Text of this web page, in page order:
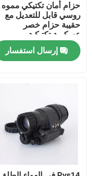
منتجات
معلومات عنا
مراقبة الجودة
اتصل بنا
اطلب اقتباس
حزام أمان تكتيكي مموه
روسي قابل للتعديل مع
حقيبة حزام خصر
عسكرية تكتيكية
إرسال استفسار